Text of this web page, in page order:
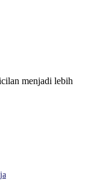
menjadi lebih